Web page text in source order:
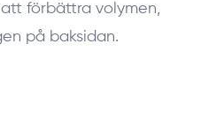
förbättra volymen,
på baksidan.